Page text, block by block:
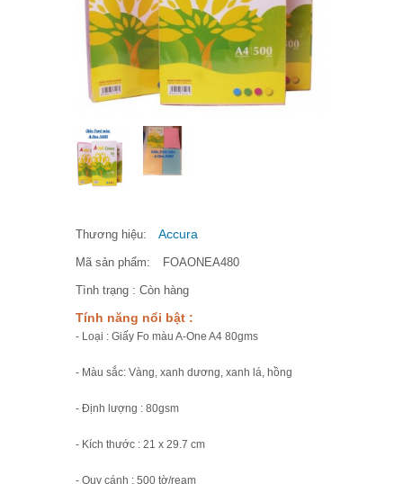
Thương hiệu: Accura
Mã sản phẩm: FOAONEA480
Tình trạng : Còn hàng
Tính năng nổi bật :
- Loại : Giấy Fo màu A-One A4 80gms
- Màu sắc: Vàng, xanh dương, xanh lá, hồng
- Định lượng : 80gsm
- Kích thước : 21 x 29.7 cm
- Quy cánh : 500 tờ/ream